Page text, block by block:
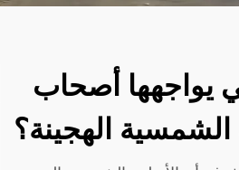
يواجهها أصحاب
الشمسية الهجينة؟